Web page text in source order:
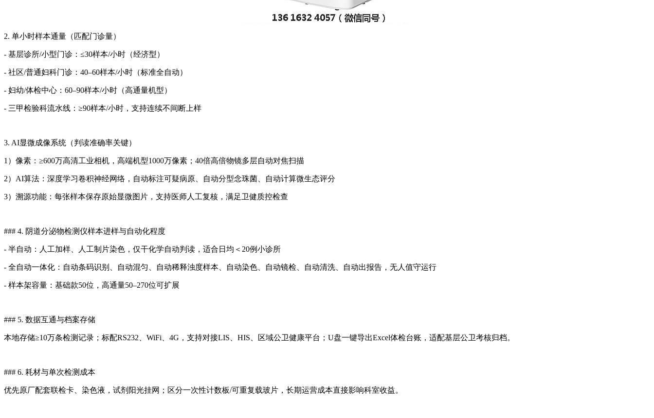
2. 单小时样本通量（匹配门诊量）
- 基层诊所/小型门诊：≤30样本/小时（经济型）
- 社区/普通妇科门诊：40–60样本/小时（标准全自动）
- 妇幼/体检中心：60–90样本/小时（高通量机型）
- 三甲检验科流水线：≥90样本/小时，支持连续不间断上样
3. AI显微成像系统（判读准确率关键）
1）像素：≥600万高清工业相机，高端机型1000万像素；40倍高倍物镜多层自动对焦扫描
2）AI算法：深度学习卷积神经网络，自动标注可疑病原、自动分型念珠菌、自动计算微生态评分
3）溯源功能：每张样本保存原始显微图片，支持医师人工复核，满足卫健质控检查
### 4. 阴道分泌物检测仪样本进样与自动化程度
- 半自动：人工加样、人工制片染色，仅干化学自动判读，适合日均＜20例小诊所
- 全自动一体化：自动条码识别、自动混匀、自动稀释浊度样本、自动染色、自动镜检、自动清洗、自动出报告，无人值守运行
- 样本架容量：基础款50位，高通量50–270位可扩展
### 5. 数据互通与档案存储
本地存储≥10万条检测记录；标配RS232、WiFi、4G，支持对接LIS、HIS、区域公卫健康平台；U盘一键导出Excel体检台账，适配基层公卫考核归档。
### 6. 耗材与单次检测成本
优先原厂配套联检卡、染色液，试剂阳光挂网；区分一次性计数板/可重复载玻片，长期运营成本直接影响科室收益。